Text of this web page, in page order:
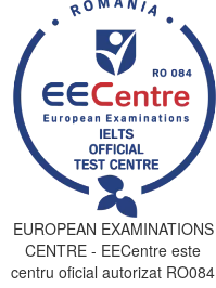
EUROPEAN EXAMINATIONS
CENTRE - EECentre este
centru oficial autorizat RO084